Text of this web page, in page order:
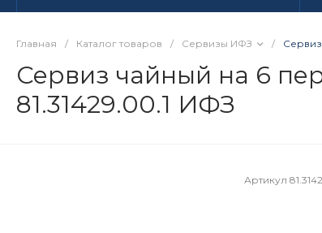
Главная / Каталог товаров / Сервизы ИФЗ /
Сервиз чайный на 6
81.31429.00.1 ИФЗ
Артикул